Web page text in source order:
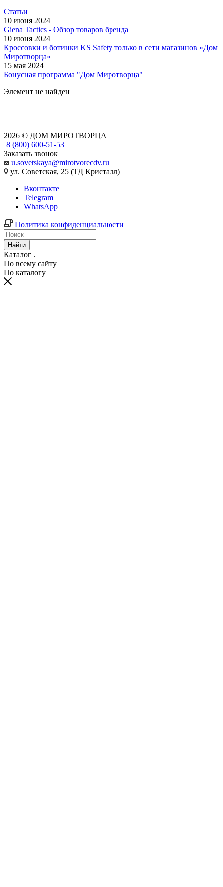
Статьи
10 июня 2024
Giena Tactics - Обзор товаров бренда
10 июня 2024
Кроссовки и ботинки KS Safety только в сети магазинов «Дом
Миротворца»
15 мая 2024
Бонусная программа "Дом Миротворца"
Элемент не найден
2026 © ДОМ МИРОТВОРЦА
8 (800) 600-51-53
Заказать звонок
u.sovetskaya@mirotvorecdv.ru
ул. Советская, 25 (ТД Кристалл)
Вконтакте
Telegram
WhatsApp
Политика конфиденциальности
Найти
Каталог
По всему сайту
По каталогу